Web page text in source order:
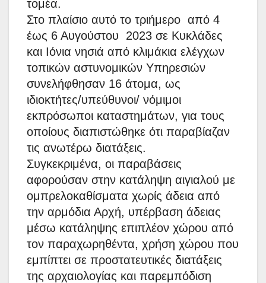
τομέα.
Στο πλαίσιο αυτό το τριήμερο από 4
έως 6 Αυγούστου 2023 σε Κυκλάδες
και Ιόνια νησιά από κλιμάκια ελέγχων
τοπικών αστυνομικών Υπηρεσιών
συνελήφθησαν 16 άτομα, ως
ιδιοκτήτες/υπεύθυνοι/ νόμιμοι
εκπρόσωποι καταστημάτων, για τους
οποίους διαπιστώθηκε ότι παραβίαζαν
τις ανωτέρω διατάξεις.
Συγκεκριμένα, οι παραβάσεις
αφορούσαν στην κατάληψη αιγιαλού με
ομπρελοκαθίσματα χωρίς άδεια από
την αρμόδια Αρχή, υπέρβαση άδειας
μέσω κατάληψης επιπλέον χώρου από
τον παραχωρηθέντα, χρήση χώρου που
εμπίπτει σε προστατευτικές διατάξεις
της αρχαιολογίας και παρεμπόδιση